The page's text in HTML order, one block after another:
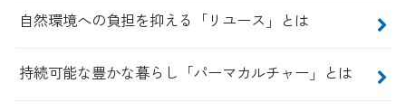
自然環境への負担を抑える「リユース」とは
持続可能な豊かな暮らし「パーマカルチャー」とは